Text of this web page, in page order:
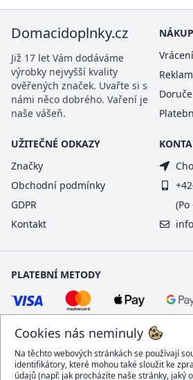
Cookies nás neminuly
Na těchto webových stránkách se používají
identifikátory, které mohou také sloužit ke
údajů (např. jak procházíte naše stránky, jaký
Domacidoplnky.cz
Již 17 let Vám dodáváme
výrobky nejvyšší kvality
ověřených značek. Uvařte si s
námi něco dobrého. Vaření je
naše vášeň.
NÁKUP
UŽITEČNÉ ODKAZY
Značky
Obchodní podmínky
GDPR
Kontakt
PLATEBNÍ METODY